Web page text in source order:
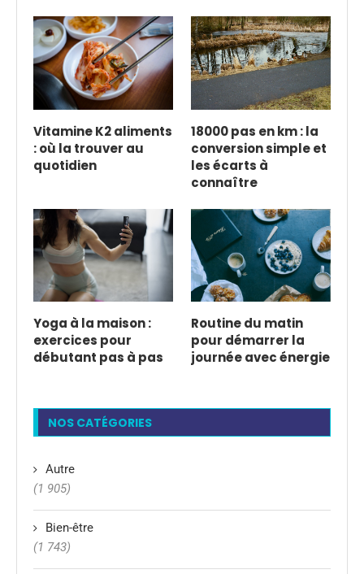
Vitamine K2 aliments
: où la trouver au
quotidien
18000 pas en km : la
conversion simple et
les écarts à
connaître
Yoga à la maison :
exercices pour
débutant pas à pas
Routine du matin
pour démarrer la
journée avec énergie
NOS CATÉGORIES
Autre
(1 905)
Bien-être
(1 743)